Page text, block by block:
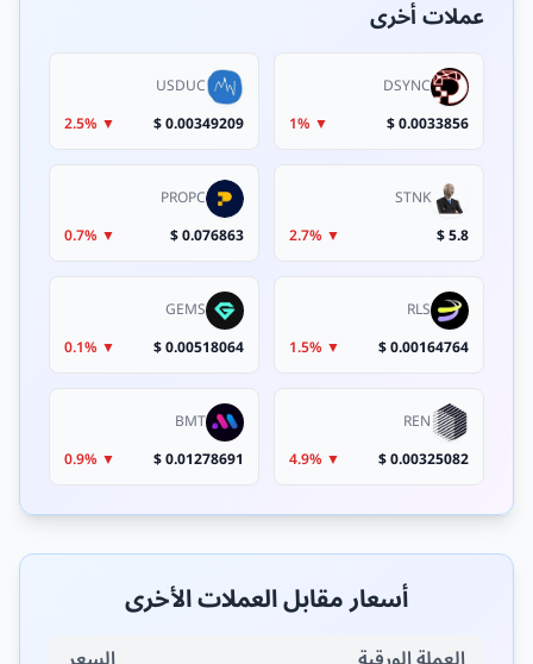
عملات أخرى
DSYNC
0.0033856 $
▼ 1%
USDUC
0.00349209 $
▼ 2.5%
STNK
5.8 $
▼ 2.7%
PROPC
0.076863 $
▼ 0.7%
RLS
0.00164764 $
▼ 1.5%
GEMS
0.00518064 $
▼ 0.1%
REN
0.00325082 $
▼ 4.9%
BMT
0.01278691 $
▼ 0.9%
أسعار مقابل العملات الأخرى